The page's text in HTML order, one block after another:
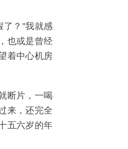
？”我就感
也或是曾经
着中心机房
断片，一喝
来，还完全
五六岁的年